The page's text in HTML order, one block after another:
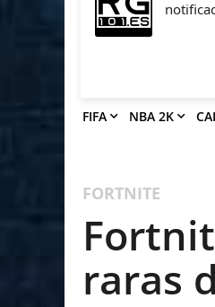
FIFA NBA 2K
FORTNITE
raras